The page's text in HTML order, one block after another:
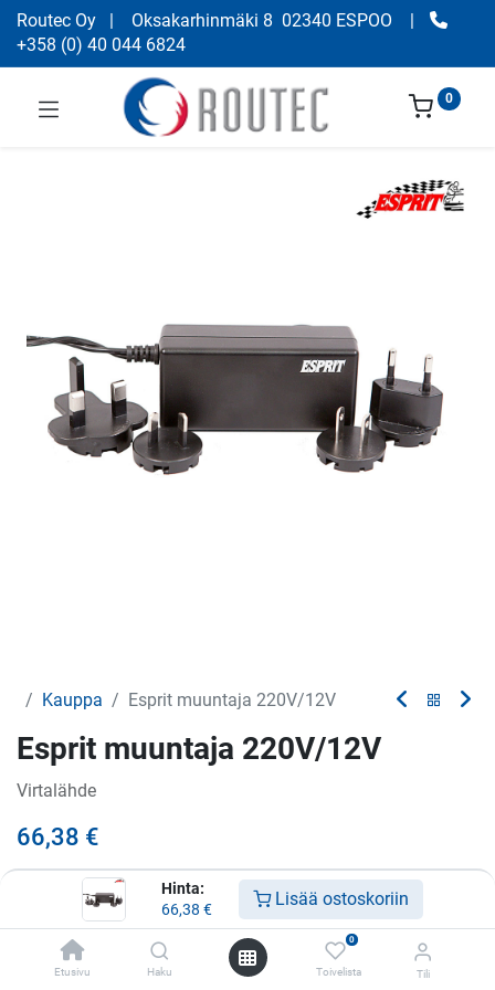
Hinta:
66,38 € Lisää ostoskoriin
Etusivu Haku
0
Toivelista Tili
Routec Oy | Oksakarhinmäki 8 02340 ESPOO
|
+358 (0) 40 044 6824
0
Kauppa Esprit muuntaja 220V/12V
Esprit muuntaja 220V/12V
Virtalähde
66,38 €
Lisää ostoskoriin
Lisää toivelistalle